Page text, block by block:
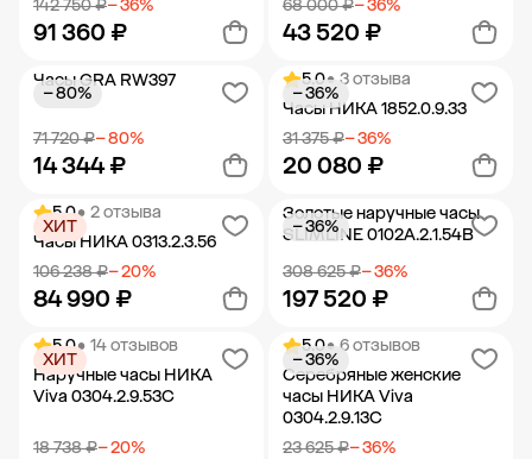
142 750 ₽− 36%
91 360 ₽
Добавить в корзину
68 000 ₽− 36%
43 520 ₽
Добавить в корзину
Часы GRA RW397
71 720 ₽− 80%
14 344 ₽
− 80%
Добавить в корзину
5.0• 3 отзыва
Часы НИКА 1852.0.9.33
31 375 ₽− 36%
20 080 ₽
− 36%
Добавить в корзину
5.0• 2 отзыва
Часы НИКА 0313.2.3.56
106 238 ₽− 20%
84 990 ₽
ХИТ
Добавить в корзину
Золотые наручные часы
SLIMLINE 0102A.2.1.54B
308 625 ₽− 36%
197 520 ₽
− 36%
Добавить в корзину
5.0• 14 отзывов
Наручные часы НИКА
Viva 0304.2.9.53C
18 738 ₽− 20%
ХИТ
5.0• 6 отзывов
Серебряные женские
часы НИКА Viva
0304.2.9.13C
23 625 ₽− 36%
− 36%